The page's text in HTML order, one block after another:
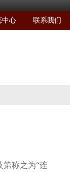
中心 联系我们
称之为“连